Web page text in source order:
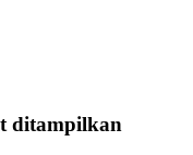
ditampilkan